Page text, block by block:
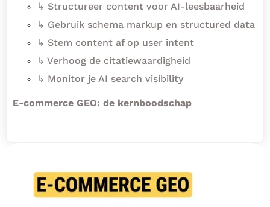
↳ Structureer content voor AI-leesbaarheid
↳ Gebruik schema markup en structured data
↳ Stem content af op user intent
↳ Verhoog de citatiewaardigheid
↳ Monitor je AI search visibility
E-commerce GEO: de kernboodschap